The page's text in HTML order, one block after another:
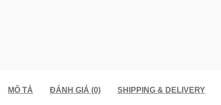
MÔ TẢ ĐÁNH GIÁ (0) SHIPPING & DELIVERY